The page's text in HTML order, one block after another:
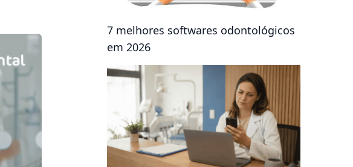
7 melhores softwares odontológicos
em 2026